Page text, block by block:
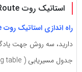
بگذارید.
کپی
بگذارید.
استاتیک روت Static Route در سیسکو
راه اندازی استاتیک روت Static Route در سیسکو،
دارید، سه روش جهت
جدول مسیریابی ( Routing table ) قرار می گیرند.